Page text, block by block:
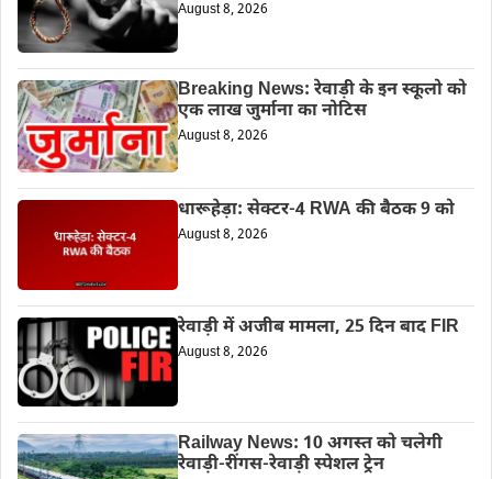
August 8, 2026
Breaking News: रेवाड़ी के इन स्कूलो को
एक लाख जुर्माना का नोटिस
August 8, 2026
धारूहेड़ा: सेक्टर-4 RWA की बैठक 9 को
August 8, 2026
रेवाड़ी में अजीब मामला, 25 दिन बाद FIR
August 8, 2026
Railway News: 10 अगस्त को चलेगी
रेवाड़ी-रींगस-रेवाड़ी स्पेशल ट्रेन